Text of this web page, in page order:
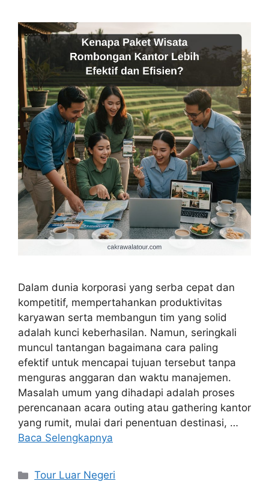
Dalam dunia korporasi yang serba cepat dan
kompetitif, mempertahankan produktivitas
karyawan serta membangun tim yang solid
adalah kunci keberhasilan. Namun, seringkali
muncul tantangan bagaimana cara paling
efektif untuk mencapai tujuan tersebut tanpa
menguras anggaran dan waktu manajemen.
Masalah umum yang dihadapi adalah proses
perencanaan acara outing atau gathering kantor
yang rumit, mulai dari penentuan destinasi, …
Baca Selengkapnya
Kategori
Tour Luar Negeri